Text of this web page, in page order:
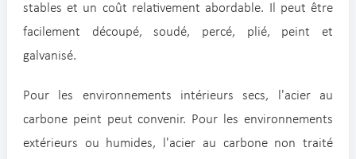
stables et un coût relativement abordable. Il peut être
facilement découpé, soudé, percé, plié, peint et
galvanisé.
Pour les environnements intérieurs secs, l'acier au
carbone peint peut convenir. Pour les environnements
extérieurs ou humides, l'acier au carbone non traité